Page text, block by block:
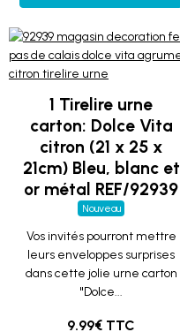
1 Tirelire urne
carton: Dolce Vita
citron (21 x 25 x
21cm) Bleu, blanc et
or métal REF/92939
Nouveau
Vos invités pourront mettre
leurs enveloppes surprises
dans cette jolie urne carton
"Dolce...
9.99€ TTC